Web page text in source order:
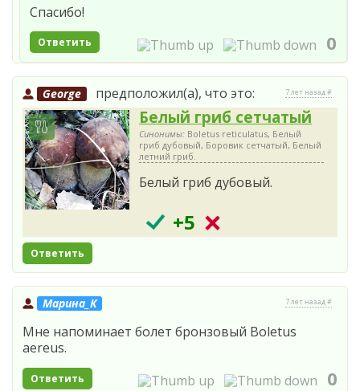
Спасибо!
Ответить 0
George предположил(а), что это: 7 лет назад #
Белый гриб сетчатый
Синонимы: Boletus reticulatus, Белый
гриб дубовый, Боровик сетчатый, Белый
летний гриб.
Белый гриб дубовый.
+5
Ответить
Марина_К 7 лет назад #
Мне напоминает болет бронзовый Boletus
aereus.
Ответить 0